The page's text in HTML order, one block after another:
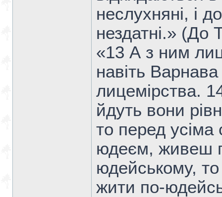
неслухняні, і
нездатні.» (До
«13 А з ним
навіть
лицемірства.
йдуть вони
то перед
юдеєм, живеш
юдейському,
жити по-